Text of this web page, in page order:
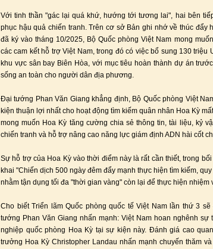
Với tinh thần "gác lại quá khứ, hướng tới tương lai", hai bên
phục hậu quả chiến tranh. Trên cơ sở Bản ghi nhớ về thúc đẩy
đã ký vào tháng 10/2025, Bộ Quốc phòng Việt Nam mong
các cam kết hỗ trợ Việt Nam, trong đó có việc bổ sung 130
khu vực sân bay Biên Hòa, với mục tiêu hoàn thành dự án
sống an toàn cho người dân địa phương.
Đại tướng Phan Văn Giang khẳng định, Bộ Quốc phòng Việt
kiện thuận lợi nhất cho hoạt động tìm kiếm quân nhân Hoa Kỳ
mong muốn Hoa Kỳ tăng cường chia sẻ thông tin, tài liệu, kỷ
chiến tranh và hỗ trợ nâng cao năng lực giám định ADN hài cốt
Sự hỗ trợ của Hoa Kỳ vào thời điểm này là rất cần thiết, trong
khai "Chiến dịch 500 ngày đêm đẩy mạnh thực hiện tìm kiếm,
nhằm tận dụng tối đa "thời gian vàng" còn lại để thực hiện nhiệm
Cho biết Triển lãm Quốc phòng quốc tế Việt Nam lần thứ 3
tướng Phan Văn Giang nhấn mạnh: Việt Nam hoan nghênh sự
nghiệp quốc phòng Hoa Kỳ tại sự kiện này. Đánh giá cao
trưởng Hoa Kỳ Christopher Landau nhấn mạnh chuyến thăm